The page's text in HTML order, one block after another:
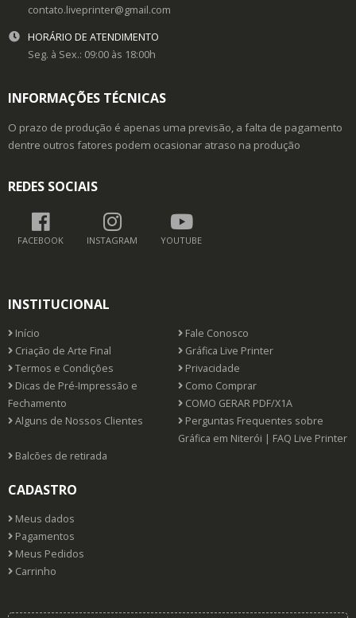
contato.liveprinter@gmail.com
HORÁRIO DE ATENDIMENTO
Seg. à Sex.: 09:00 às 18:00h
INFORMAÇÕES TÉCNICAS
O prazo de produção é apenas uma previsão, a falta de pagamento
dentre outros fatores podem ocasionar atraso na produção
REDES SOCIAIS
FACEBOOK INSTAGRAM YOUTUBE
INSTITUCIONAL
Início
Fale Conosco
Criação de Arte Final
Gráfica Live Printer
Termos e Condições
Privacidade
Dicas de Pré-Impressão e
Fechamento
Como Comprar
COMO GERAR PDF/X1A
Alguns de Nossos Clientes
Perguntas Frequentes sobre
Gráfica em Niterói | FAQ Live Printer
Balcões de retirada
CADASTRO
Meus dados
Pagamentos
Meus Pedidos
Carrinho